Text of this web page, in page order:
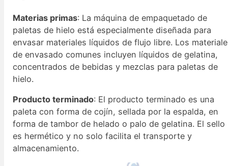
Materias primas: La máquina de empaquetado de
paletas de hielo está especialmente diseñada para
envasar materiales líquidos de flujo libre. Los
de envasado comunes incluyen líquidos de gelatina,
concentrados de bebidas y mezclas para paletas de
hielo.
Producto terminado: El producto terminado es una
paleta con forma de cojín, sellada por la espalda, en
forma de tambor de helado o palo de gelatina. El sello
es hermético y no solo facilita el transporte y
almacenamiento.